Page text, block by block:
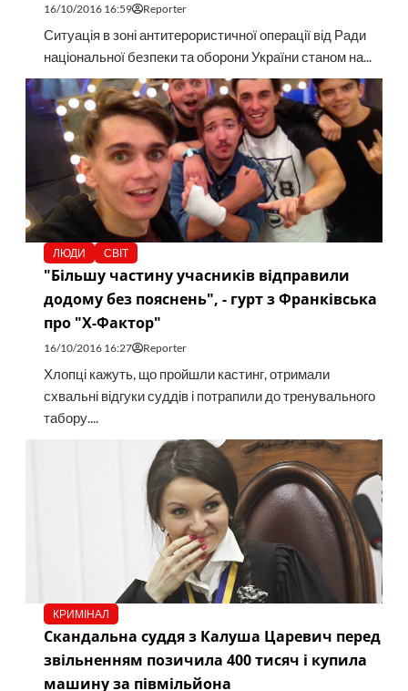
16/10/2016 16:59 Reporter
Ситуація в зоні антитерористичної операції від Ради
національної безпеки та оборони України станом на...
ЛЮДИ СВІТ
"Більшу частину учасників відправили
додому без пояснень", - гурт з Франківська
про "Х-Фактор"
16/10/2016 16:27 Reporter
Хлопці кажуть, що пройшли кастинг, отримали
схвальні відгуки суддів і потрапили до тренувального
табору....
КРИМІНАЛ
Скандальна суддя з Калуша Царевич перед
звільненням позичила 400 тисяч і купила
машину за півмільйона